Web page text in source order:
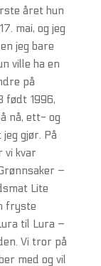
året hun
mai, og jeg
jeg bare
ville ha en
på
født 1996,
nå, ett- og
gjør. På
vi kvar
–
Lite
fryste
til Lura –
Vi tror på
med og vil